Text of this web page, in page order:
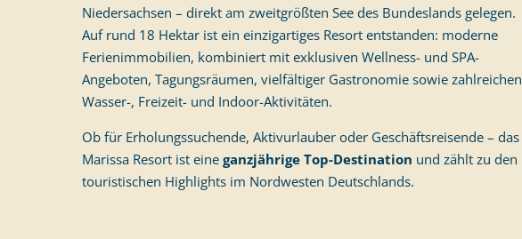
Niedersachsen – direkt am zweitgrößten See des Bundeslands gelegen.
Auf rund 18 Hektar ist ein einzigartiges Resort entstanden: moderne
Ferienimmobilien, kombiniert mit exklusiven Wellness- und SPA-
Angeboten, Tagungsräumen, vielfältiger Gastronomie sowie zahlreichen
Wasser-, Freizeit- und Indoor-Aktivitäten.
Ob für Erholungssuchende, Aktivurlauber oder Geschäftsreisende – das
Marissa Resort ist eine ganzjährige Top-Destination und zählt zu den
touristischen Highlights im Nordwesten Deutschlands.